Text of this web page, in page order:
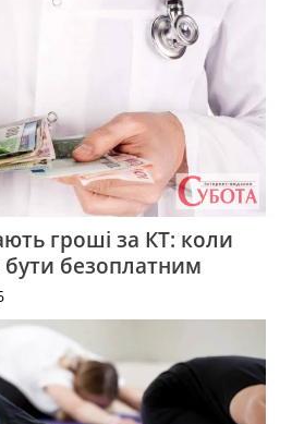
гроші за КТ: коли
безоплатним